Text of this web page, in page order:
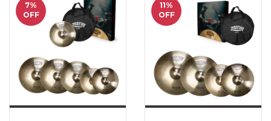
7%
OFF
11%
OFF